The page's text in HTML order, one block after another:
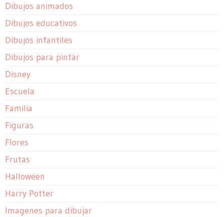
Dibujos animados
Dibujos educativos
Dibujos infantiles
Dibujos para pintar
Disney
Escuela
Familia
Figuras
Flores
Frutas
Halloween
Harry Potter
Imagenes para dibujar